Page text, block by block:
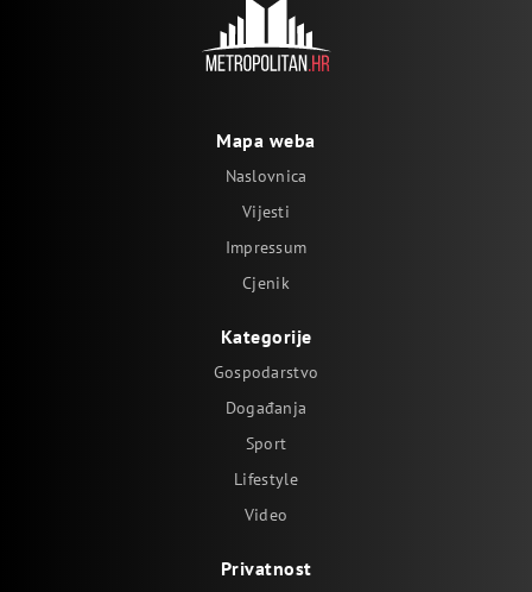
Mapa weba
Naslovnica
Vijesti
Impressum
Cjenik
Kategorije
Gospodarstvo
Događanja
Sport
Lifestyle
Video
Privatnost